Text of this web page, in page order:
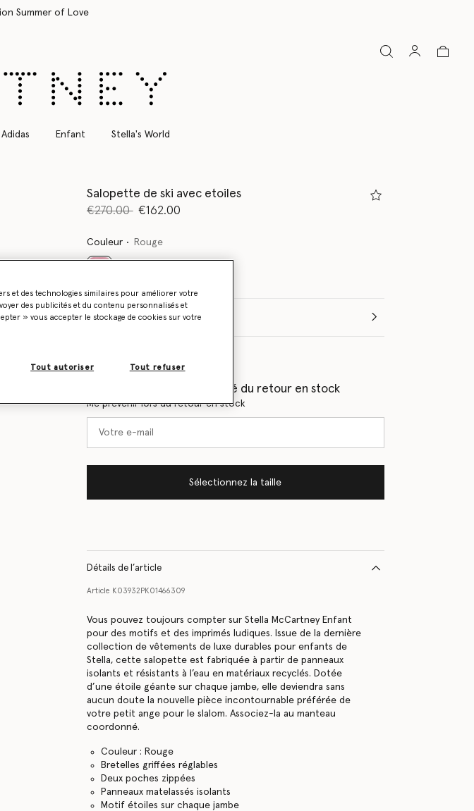
toutes les commandes
Adidas Enfant Stella's World
Salopette de ski avec etoiles
Prix réduit à partir de
€270.00jusqu’à
€162.00
Couleur Rouge
Sélectionnez la taille
Soyez informé(e) en priorité du retour en stock
Me prévenir lors du retour en stock
Sélectionnez la taille
Détails de l’article
Article K03932PK01466309
Vous pouvez toujours compter sur Stella McCartney Enfant
pour des motifs et des imprimés ludiques. Issue de la dernière
collection de vêtements de luxe durables pour enfants de
Stella, cette salopette est fabriquée à partir de panneaux
isolants et résistants à l’eau en matériaux recyclés. Dotée
d’une étoile géante sur chaque jambe, elle deviendra sans
aucun doute la nouvelle pièce incontournable préférée de
votre petit ange pour le slalom. Associez-la au manteau
coordonné.
Couleur : Rouge
Bretelles griffées réglables
Deux poches zippées
Panneaux matelassés isolants
Motif étoiles sur chaque jambe
et des technologies similaires pour améliorer votre
des publicités et du contenu personnalisés et
» vous accepter le stockage de cookies sur votre
Tout refuser
Tout autoriser